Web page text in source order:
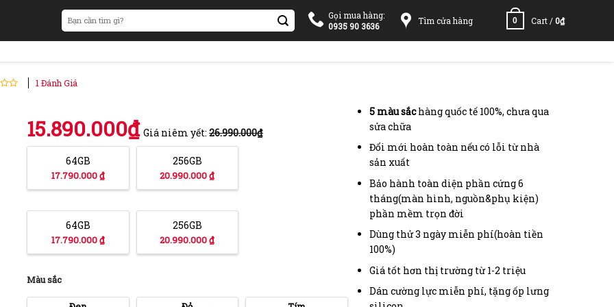
Search
for:
Gọi mua hàng:
0935 90 3636
Tìm cửa hàng 0 Cart /0₫
1 Đánh Giá
15.890.000₫ Giá niêm yết: 26.990.000₫
64GB
17.790.000 ₫
256GB
20.990.000 ₫
Màu sắc
64GB
17.790.000 ₫
256GB
20.990.000 ₫
5 màu sắchàng quốc tế 100%, chưa qua
sửa chữa
Đổi mới hoàn toàn nếu có lỗi từ nhà
sản xuất
Bảo hành toàn diện phần cứng 6
tháng(màn hình, nguồn&phụ kiện)
phần mềm trọn đời
Dùng thử 3 ngày miễn phí(hoàn tiền
100%)
Giá tốt hơn thị trường từ 1-2 triệu
Dán cường lực miễn phí, tặng ốp lưng